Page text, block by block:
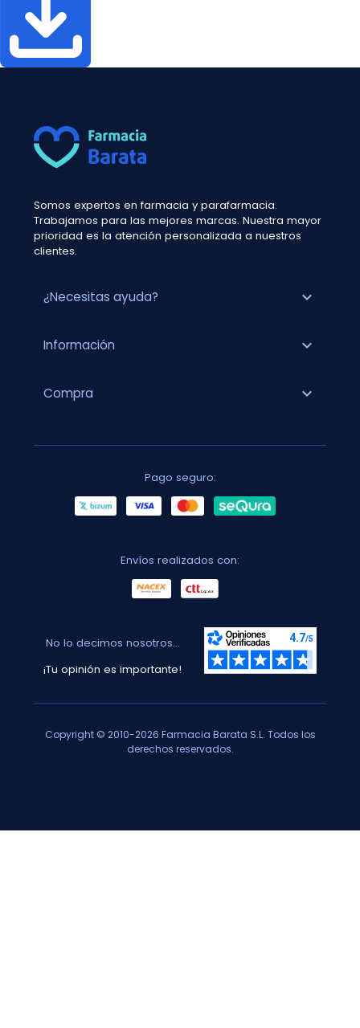
Somos expertos en farmacia y parafarmacia.
Trabajamos para las mejores marcas. Nuestra mayor
prioridad es la atención personalizada a nuestros
clientes.
¿Necesitas ayuda? expand_more
Información expand_more
Compra expand_more
Pago seguro:
Envíos realizados con:
No lo decimos nosotros...
¡Tu opinión es importante!
Copyright © 2010-2026 Farmacia Barata S.L. Todos los
derechos reservados.